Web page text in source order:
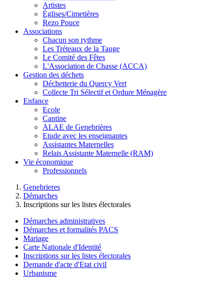
Artistes
Églises/Cimetières
Rezo Pouce
Associations
Chacun son rythme
Les Tréteaux de la Tauge
Le Comité des Fêtes
L'Association de Chasse (ACCA)
Gestion des déchets
Déchetterie du Quercy Vert
Collecte Tri Sélectif et Ordure Ménagère
Enfance
Ecole
Cantine
ALAE de Genebrières
Etude avec les enseignantes
Assistantes Maternelles
Relais Assistante Maternelle (RAM)
Vie économique
Professionnels
Genebrieres
Démarches
Inscriptions sur les listes électorales
Démarches administratives
Démarches et formalités PACS
Mariage
Carte Nationale d'Identité
Inscriptions sur les listes électorales
Demande d'acte d'Etat civil
Urbanisme